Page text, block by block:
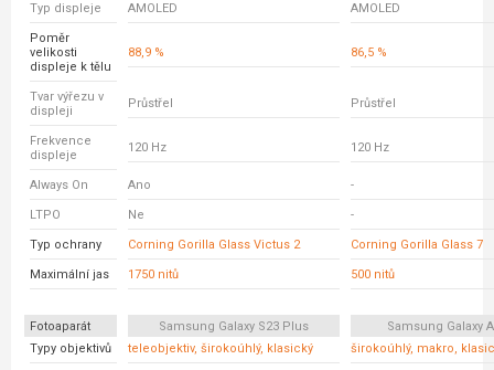
Typ displeje AMOLED AMOLED
Poměr
velikosti
displeje k tělu
88,9 % 86,5 %
Tvar výřezu v
displeji
Průstřel Průstřel
Frekvence
displeje
120 Hz 120 Hz
Always On Ano -
LTPO Ne -
Typ ochrany Corning Gorilla Glass Victus 2 Corning Gorilla Glass 7
Maximální jas 1750 nitů 500 nitů
Fotoaparát Samsung Galaxy S23 Plus
Samsung Galaxy
Typy objektivů
teleobjektiv, širokoúhlý, klasický širokoúhlý, makro,